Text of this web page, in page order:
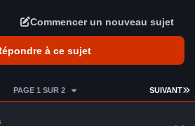
Commencer un nouveau sujet
à ce sujet
SUIVANT
PAGE 1 SUR 2